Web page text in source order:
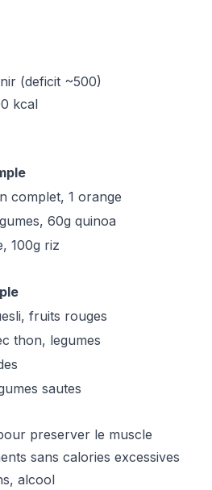
(deficit ~500)
kcal
complet, 1 orange
60g quinoa
100g riz
fruits rouges
thon, legumes
sautes
preserver le muscle
sans calories excessives
alcool